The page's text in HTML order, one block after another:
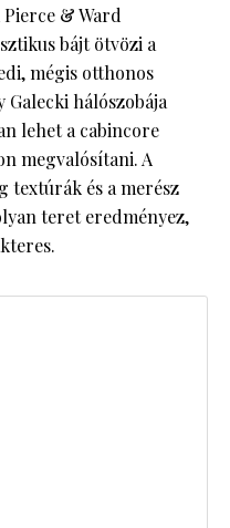
& Ward
bájt ötvözi a
mégis otthonos
Galecki hálószobája
lehet a cabincore
megvalósítani. A
textúrák és a merész
teret eredményez,